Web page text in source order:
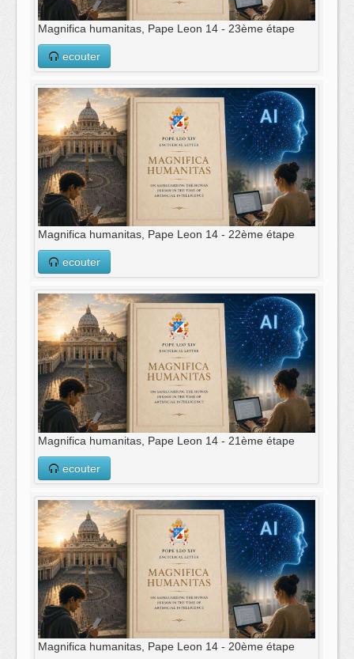
Magnifica humanitas, Pape Leon 14 - 23ème étape
ecouter
Magnifica humanitas, Pape Leon 14 - 22ème étape
ecouter
Magnifica humanitas, Pape Leon 14 - 21ème étape
ecouter
Magnifica humanitas, Pape Leon 14 - 20ème étape